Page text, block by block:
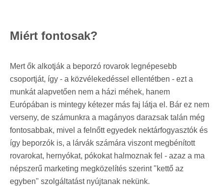
Miért fontosak?
Mert ők alkotják a beporzó rovarok legnépesebb
csoportját, így - a közvélekedéssel ellentétben - ezt a
munkát alapvetően nem a házi méhek, hanem
Európában is mintegy kétezer más faj látja el. Bár ez nem
verseny, de számunkra a magányos darazsak talán még
fontosabbak, mivel a felnőtt egyedek nektárfogyasztók és
így beporzók is, a lárvák számára viszont megbénított
rovarokat, hernyókat, pókokat halmoznak fel - azaz a ma
népszerű marketing megközelítés szerint "kettő az
egyben" szolgáltatást nyújtanak nekünk.